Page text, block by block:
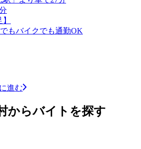
もバイクでも通勤OK
進む
からバイトを探す